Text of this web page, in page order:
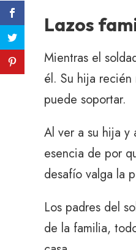
Lazos
Mientras el
él. Su hija recién
puede soportar.
Al ver a su hija y
esencia de por
desafío valga la
Los padres del
de la familia,